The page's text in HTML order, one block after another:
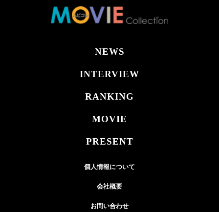
NEWS
INTERVIEW
RANKING
MOVIE
PRESENT
個人情報について
会社概要
お問い合わせ